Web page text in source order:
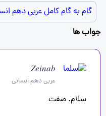
گام به گام کامل عربی دهم
جواب ها
𝑍𝑒𝑖𝑛𝑎𝑏
عربی دهم انسانی
سلام. صفت